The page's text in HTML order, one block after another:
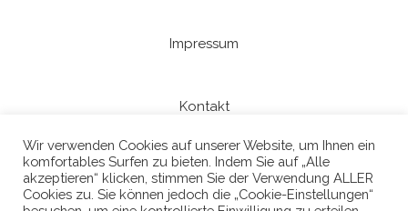
Impressum
Kontakt
Datenschutzerklaerung
Wir verwenden Cookies auf unserer Website, um Ihnen ein
komfortables Surfen zu bieten. Indem Sie auf „Alle
akzeptieren“ klicken, stimmen Sie der Verwendung ALLER
Cookies zu. Sie können jedoch die „Cookie-Einstellungen“